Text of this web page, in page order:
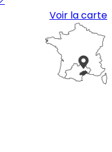
Voir la carte